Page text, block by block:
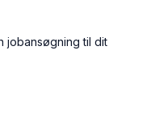
jobansøgning til dit